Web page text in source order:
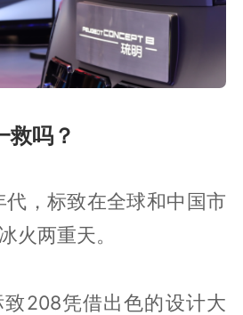
救吗？
，标致在全球和中国市
火两重天。
208凭借出色的设计大